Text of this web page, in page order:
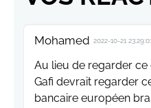
Mohamed 2022-10-21 23:29:01
Au lieu de regarder
Gafi devrait regarder
bancaire européen